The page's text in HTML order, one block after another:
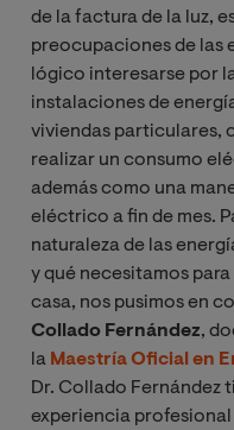
de la factura de la luz,
preocupaciones de las
lógico interesarse por
instalaciones de
viviendas particulares,
realizar un consumo
además como una
eléctrico a fin de mes.
naturaleza de las
y qué necesitamos
casa, nos pusimos en
Collado Fernández,
la Maestría Oficial en
Dr. Collado Fernández
experiencia